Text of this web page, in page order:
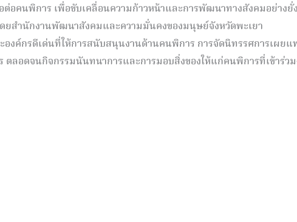
ต่อคนพิการ เพื่อขับเคลื่อนความก้าวหน้าและการพัฒนาทางสังคมอย่างยั่
ดยสำนักงานพัฒนาสังคมและความมั่นคงของมนุษย์จังหวัดพะเยา
งค์กรดีเด่นที่ให้การสนับสนุนงานด้านคนพิการ การจัดนิทรรศการเผยแ
อดจนกิจกรรมนันทนาการและการมอบสิ่งของให้แก่คนพิการที่เข้าร่ว